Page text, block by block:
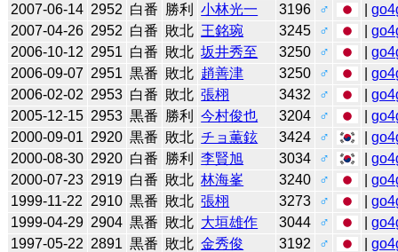
2007-06-14 2952 白番 勝利 小林光一 3196 ♂ |
2007-04-26 2952 白番 敗北 王銘琬 3245 ♂ |
2006-10-12 2951 白番 敗北 坂井秀至 3250 ♂ |
2006-09-07 2951 黒番 敗北 趙善津 3250 ♂ |
2006-02-02 2953 白番 敗北 張栩 3432 ♂ |
2005-12-15 2953 黒番 勝利 今村俊也 3204 ♂ |
2000-09-01 2920 黒番 敗北 チョ薫鉉 3424 ♂ |
2000-08-30 2920 白番 勝利 李賢旭 3034 ♂ |
2000-07-23 2919 白番 敗北 林海峯 3240 ♂ |
1999-11-22
2910 黒番 敗北 張栩 3273 ♂ |
1999-04-29 2904 黒番 敗北 大垣雄作 3044 ♂ |
1997-05-22 2891 黒番 敗北 金秀俊 3192 ♂ |